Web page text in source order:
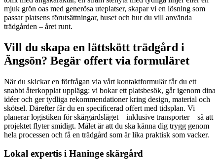
mjuk grön oas med generösa uteplatser, skapar vi en lösning som
passar platsens förutsättningar, huset och hur du vill använda
trädgården – året runt.
Vill du skapa en lättskött trädgård i
Ängsön? Begär offert via formuläret
När du skickar en förfrågan via vårt kontaktformulär får du ett
snabbt återkopplat upplägg: vi bokar ett platsbesök, går igenom dina
idéer och ger tydliga rekommendationer kring design, material och
skötsel. Därefter får du en specificerad offert med tidsplan. Vi
planerar logistiken för skärgårdsläget – inklusive transporter – så att
projektet flyter smidigt. Målet är att du ska känna dig trygg genom
hela processen och få en trädgård som är lika praktisk som vacker.
Lokal expertis i Haninge skärgård